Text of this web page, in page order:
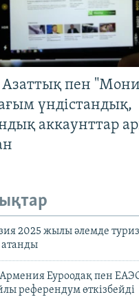
Азаттық пен
үндістандық,
аккаунттар
2025 жылы әлемде
атанды
Еуроодақ пен
референдум өткізбейді